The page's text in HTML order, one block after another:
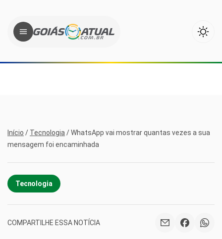
Início / Tecnologia /WhatsApp vai mostrar quantas vezes a sua
mensagem foi encaminhada
Tecnologia
COMPARTILHE ESSA NOTÍCIA